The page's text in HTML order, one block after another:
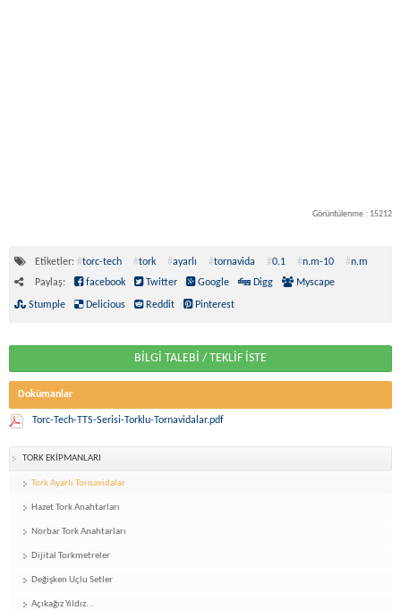
Görüntülenme : 15212
Etiketler: #torc-tech #tork #ayarlı #tornavida #0.1 #n.m-10 #n.m
Paylaş:
facebook Twitter Google Digg Myscape
Stumple Delicious Reddit Pinterest
BİLGİ TALEBİ / TEKLİF İSTE
Dokümanlar
Torc-Tech-TTS-Serisi-Torklu-Tornavidalar.pdf
TORK EKİPMANLARI
Tork Ayarlı Tornavidalar
Hazet Tork Anahtarları
Norbar Tork Anahtarları
Dijital Torkmetreler
Değişken Uçlu Setler
Açıkağız Yıldız...